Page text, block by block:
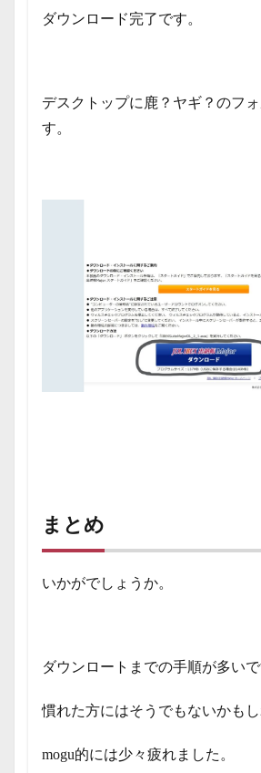
ダウンロード完了です。
デスクトップに鹿？ヤギ？のフ
す。
まとめ
いかがでしょうか。
ダウンロートまでの手順が多いで
慣れた方にはそうでもないかもし
mogu的には少々疲れました。